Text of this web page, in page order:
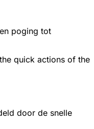
poging tot
quick actions of the
door de snelle